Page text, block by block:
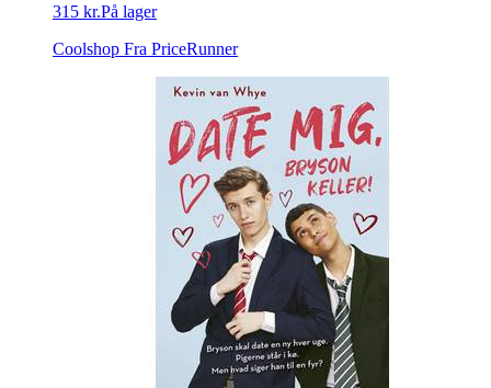
315 kr.På lager
Coolshop Fra PriceRunner